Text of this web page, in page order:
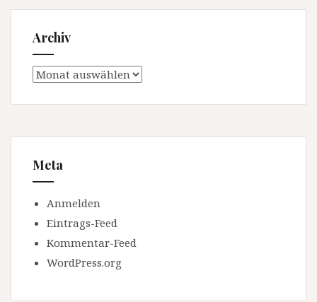
Archiv
Archiv
Meta
Anmelden
Eintrags-Feed
Kommentar-Feed
WordPress.org